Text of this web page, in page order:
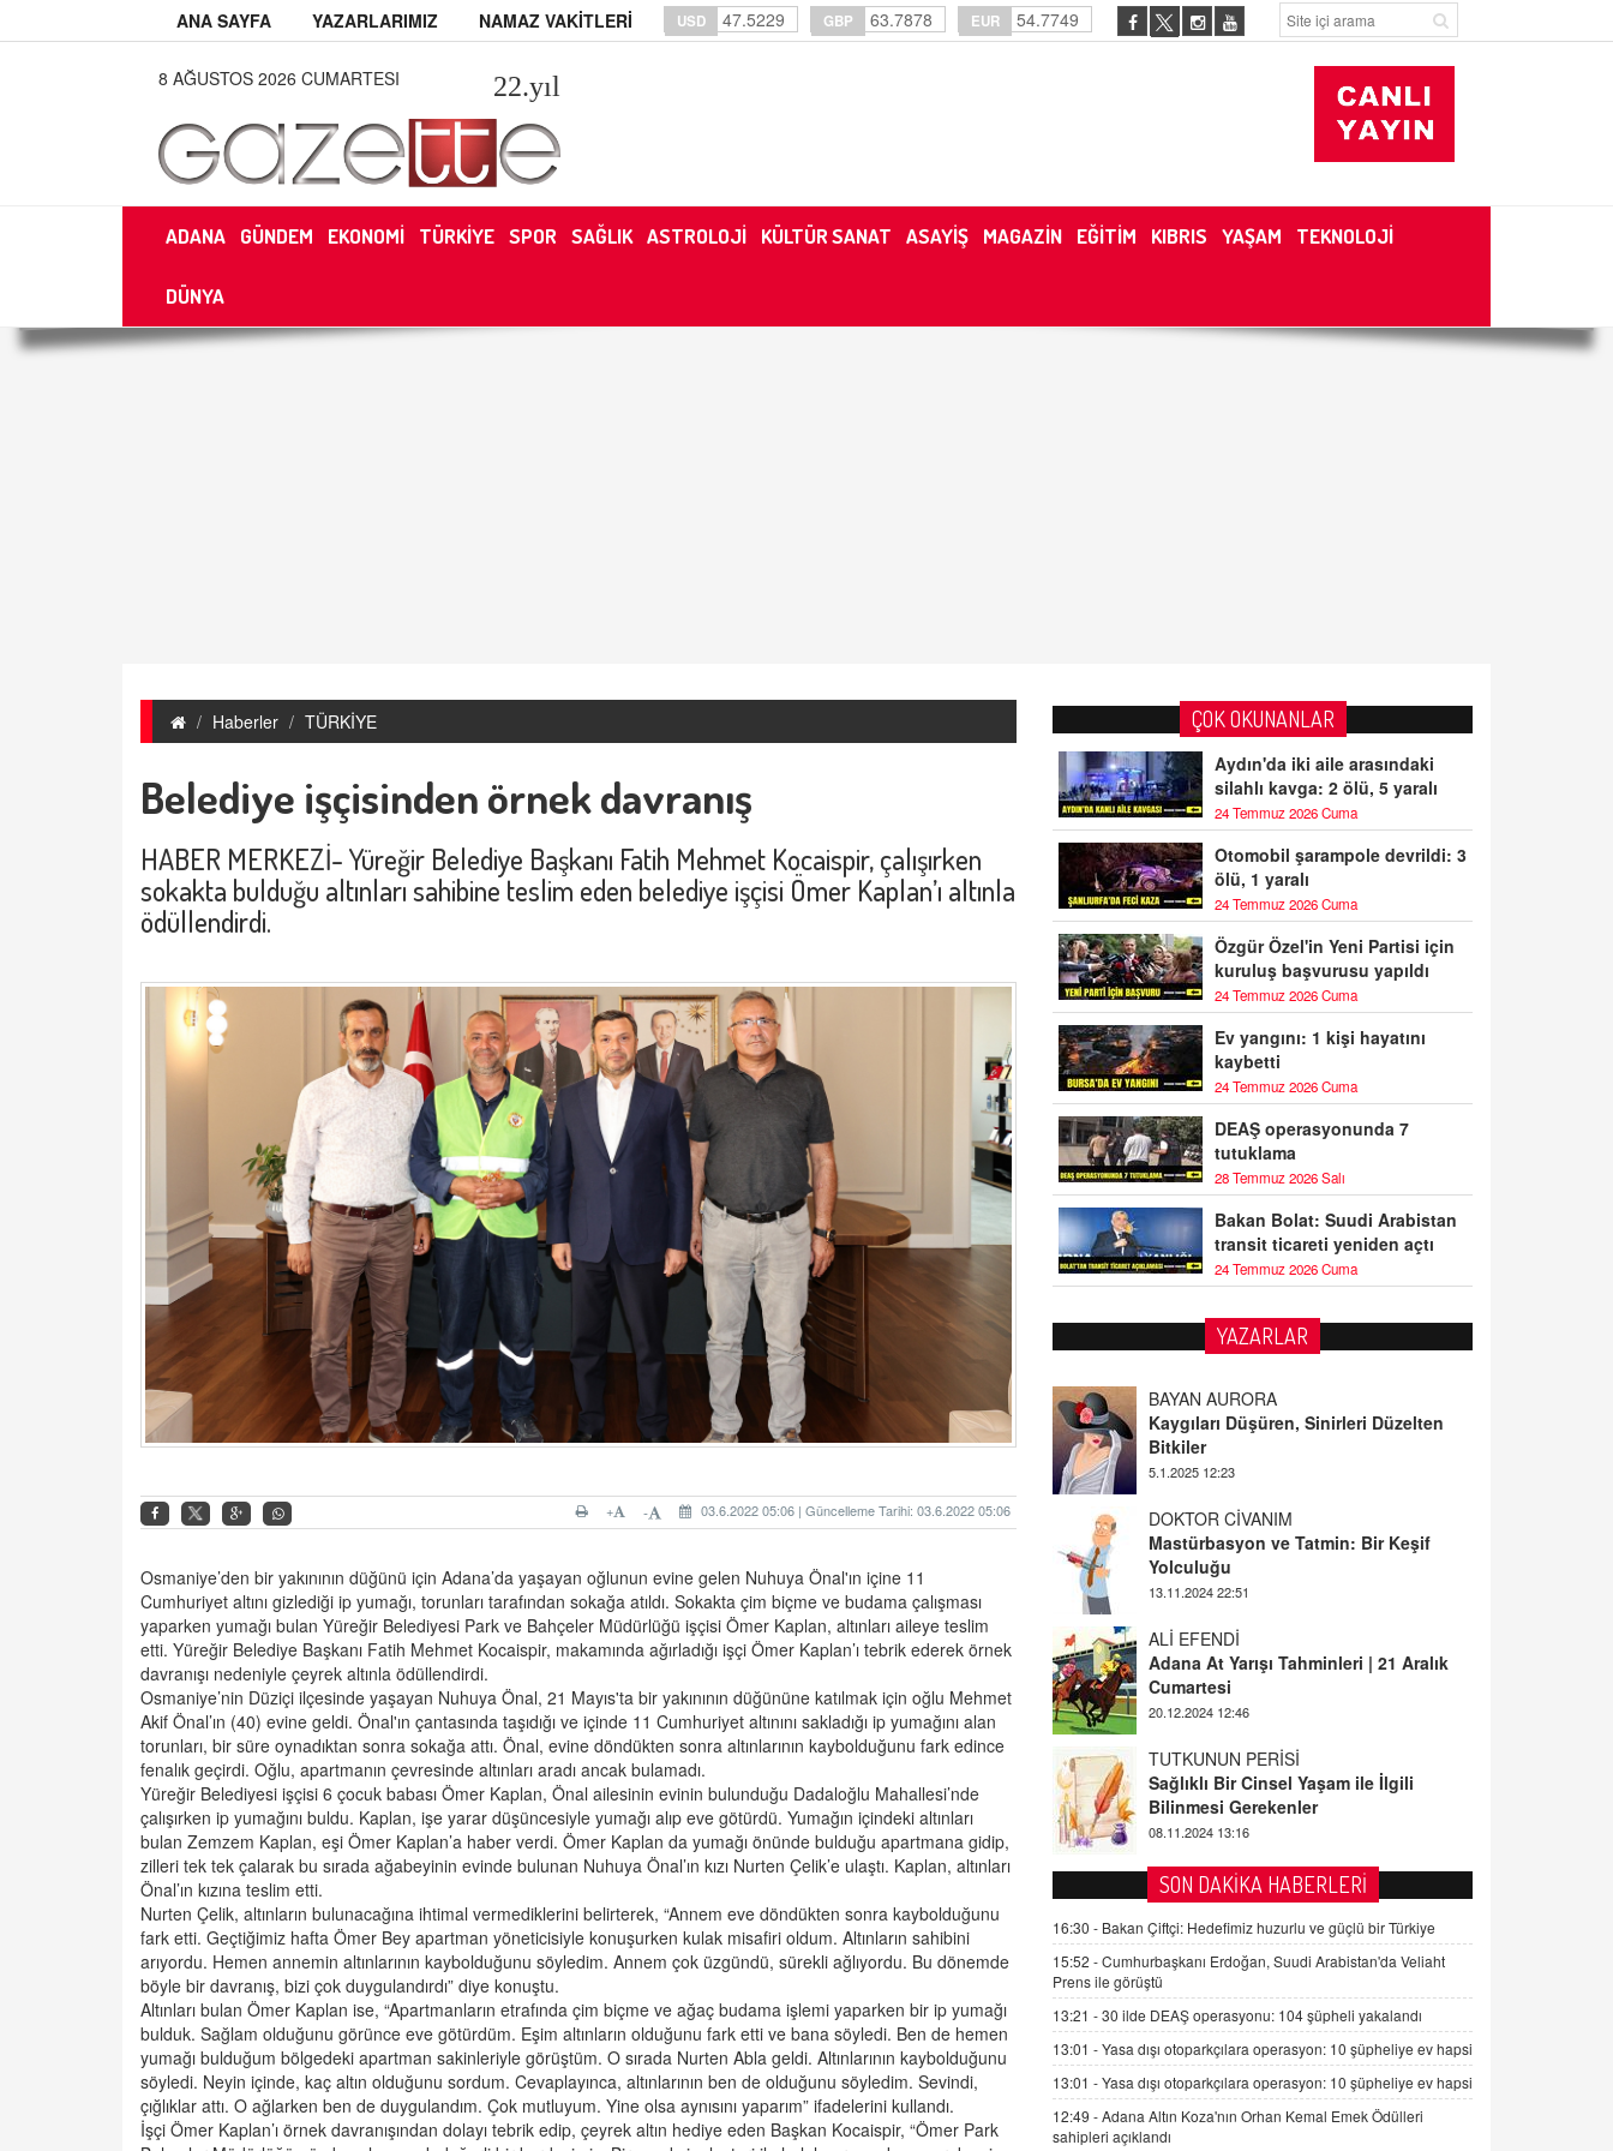
ANA SAYFA YAZARLARIMIZ NAMAZ VAKİTLERİ USD 47.5229 GBP 63.7878 EUR 54.7749
8 AĞUSTOS 2026 CUMARTESI 22.yıl
ADANA GÜNDEM EKONOMİ TÜRKİYE SPOR SAĞLIK ASTROLOJİ KÜLTÜR SANAT ASAYİŞ MAGAZİN EĞİTİM KIBRIS YAŞAM TEKNOLOJİ
DÜNYA
Haberler TÜRKİYE
Belediye işçisinden örnek davranış
HABER MERKEZİ- Yüreğir Belediye Başkanı Fatih Mehmet Kocaispir, çalışırken
sokakta bulduğu altınları sahibine teslim eden belediye işçisi Ömer Kaplan’ı altınla
ödüllendirdi.
03.6.2022 05:06 | Güncelleme Tarihi: 03.6.2022 05:06
-
+
Osmaniye’den bir yakınının düğünü için Adana’da yaşayan oğlunun evine gelen Nuhuya Önal'ın içine 11
Cumhuriyet altını gizlediği ip yumağı, torunları tarafından sokağa atıldı. Sokakta çim biçme ve budama çalışması
yaparken yumağı bulan Yüreğir Belediyesi Park ve Bahçeler Müdürlüğü işçisi Ömer Kaplan, altınları aileye teslim
etti. Yüreğir Belediye Başkanı Fatih Mehmet Kocaispir, makamında ağırladığı işçi Ömer Kaplan’ı tebrik ederek örnek
davranışı nedeniyle çeyrek altınla ödüllendirdi.
Osmaniye’nin Düziçi ilçesinde yaşayan Nuhuya Önal, 21 Mayıs'ta bir yakınının düğününe katılmak için oğlu Mehmet
Akif Önal’ın (40) evine geldi. Önal'ın çantasında taşıdığı ve içinde 11 Cumhuriyet altınını sakladığı ip yumağını alan
torunları, bir süre oynadıktan sonra sokağa attı. Önal, evine döndükten sonra altınlarının kaybolduğunu fark edince
fenalık geçirdi. Oğlu, apartmanın çevresinde altınları aradı ancak bulamadı.
Yüreğir Belediyesi işçisi 6 çocuk babası Ömer Kaplan, Önal ailesinin evinin bulunduğu Dadaloğlu Mahallesi’nde
çalışırken ip yumağını buldu. Kaplan, işe yarar düşüncesiyle yumağı alıp eve götürdü. Yumağın içindeki altınları
bulan Zemzem Kaplan, eşi Ömer Kaplan’a haber verdi. Ömer Kaplan da yumağı önünde bulduğu apartmana gidip,
zilleri tek tek çalarak bu sırada ağabeyinin evinde bulunan Nuhuya Önal’ın kızı Nurten Çelik’e ulaştı. Kaplan, altınları
Önal’ın kızına teslim etti.
Nurten Çelik, altınların bulunacağına ihtimal vermediklerini belirterek, “Annem eve döndükten sonra kaybolduğunu
fark etti. Geçtiğimiz hafta Ömer Bey apartman yöneticisiyle konuşurken kulak misafiri oldum. Altınların sahibini
arıyordu. Hemen annemin altınlarının kaybolduğunu söyledim. Annem çok üzgündü, sürekli ağlıyordu. Bu dönemde
böyle bir davranış, bizi çok duygulandırdı” diye konuştu.
Altınları bulan Ömer Kaplan ise, “Apartmanların etrafında çim biçme ve ağaç budama işlemi yaparken bir ip yumağı
bulduk. Sağlam olduğunu görünce eve götürdüm. Eşim altınların olduğunu fark etti ve bana söyledi. Ben de hemen
yumağı bulduğum bölgedeki apartman sakinleriyle görüştüm. O sırada Nurten Abla geldi. Altınlarının kaybolduğunu
söyledi. Neyin içinde, kaç altın olduğunu sordum. Cevaplayınca, altınlarının ben de olduğunu söyledim. Sevindi,
çığlıklar attı. O ağlarken ben de duygulandım. Çok mutluyum. Yine olsa aynısını yaparım” ifadelerini kullandı.
İşçi Ömer Kaplan’ı örnek davranışından dolayı tebrik edip, çeyrek altın hediye eden Başkan Kocaispir, “Ömer Park
ÇOK OKUNANLAR
Aydın'da iki aile arasındaki
silahlı kavga: 2 ölü, 5 yaralı
24 Temmuz 2026 Cuma
Otomobil şarampole devrildi: 3
ölü, 1 yaralı
24 Temmuz 2026 Cuma
Özgür Özel'in Yeni Partisi için
kuruluş başvurusu yapıldı
24 Temmuz 2026 Cuma
Ev yangını: 1 kişi hayatını
kaybetti
24 Temmuz 2026 Cuma
DEAŞ operasyonunda 7
tutuklama
28 Temmuz 2026 Salı
Bakan Bolat: Suudi Arabistan
transit ticareti yeniden açtı
24 Temmuz 2026 Cuma
YAZARLAR
BAYAN AURORA
Kaygıları Düşüren, Sinirleri Düzelten
Bitkiler
5.1.2025 12:23
DOKTOR CİVANIM
Mastürbasyon ve Tatmin: Bir Keşif
Yolculuğu
13.11.2024 22:51
ALİ EFENDİ
Adana At Yarışı Tahminleri | 21 Aralık
Cumartesi
20.12.2024 12:46
TUTKUNUN PERİSİ
Sağlıklı Bir Cinsel Yaşam ile İlgili
Bilinmesi Gerekenler
08.11.2024 13:16
FARUK ÖNALAN
Tezkere Onaylanmasaydı…
2 Kasım 2021 Salı 00:11
AV. DOĞAN CAN DOĞAN
Kişisel verilerin korunması ve dijital
hukukun gelişimi
15.09.2025 16:17
SEHER EREK
Kış Ayları Geldi, Hangi Önlemler
SON DAKİKA HABERLERİ
16:30 - Bakan Çiftçi: Hedefimiz huzurlu ve güçlü bir Türkiye
15:52 -Cumhurbaşkanı Erdoğan, Suudi Arabistan'da Veliaht
Prens ile görüştü
13:21 -30 ilde DEAŞ operasyonu: 104 şüpheli yakalandı
13:01 -Yasa dışı otoparkçılara operasyon: 10 şüpheliye ev hapsi
13:01 -Yasa dışı otoparkçılara operasyon: 10 şüpheliye ev hapsi
12:49 -Adana Altın Koza'nın Orhan Kemal Emek Ödülleri
sahipleri açıklandı